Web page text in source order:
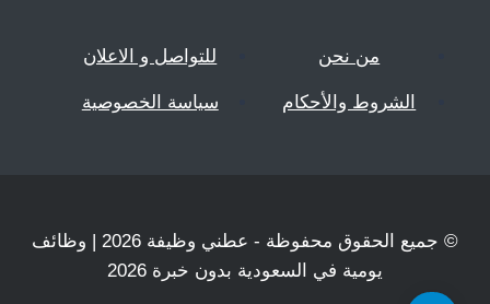
من نحن للتواصل و الاعلان
الشروط والأحكام سياسة الخصوصية
© جميع الحقوق محفوظة - عطني وظيفة 2026 | وظائف
يومية في السعودية بدون خبرة 2026